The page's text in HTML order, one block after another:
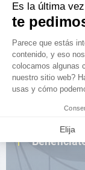
la nueva
NAVEGAR POR EL
ESPACIO
¿Eres